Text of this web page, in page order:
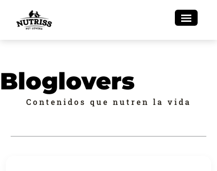
Bloglovers
Contenidos que nutren la vida